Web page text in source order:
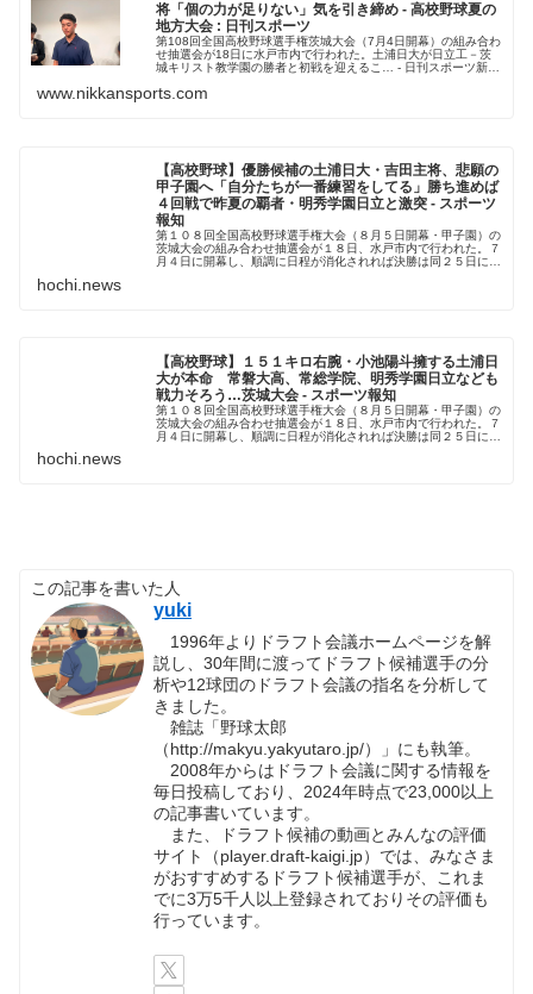
将「個の力が足りない」気を引き締め - 高校野球夏の
地方大会 : 日刊スポーツ
第108回全国高校野球選手権茨城大会（7月4日開幕）の組み合わ
せ抽選会が18日に水戸市内で行われた。土浦日大が日立工－茨
城キリスト教学園の勝者と初戦を迎えるこ… - 日刊スポーツ新聞
www.nikkansports.com
【高校野球】優勝候補の土浦日大・吉田主将、悲願の
甲子園へ「自分たちが一番練習をしてる」勝ち進めば
４回戦で昨夏の覇者・明秀学園日立と激突 - スポーツ
報知
第１０８回全国高校野球選手権大会（８月５日開幕・甲子園）の
茨城大会の組み合わせ抽選会が１８日、水戸市内で行われた。７
月４日に開幕し、順調に日程が消化されれば決勝は同２５日に行
hochi.news
【高校野球】１５１キロ右腕・小池陽斗擁する土浦日
大が本命 常磐大高、常総学院、明秀学園日立なども
戦力そろう…茨城大会 - スポーツ報知
第１０８回全国高校野球選手権大会（８月５日開幕・甲子園）の
茨城大会の組み合わせ抽選会が１８日、水戸市内で行われた。７
月４日に開幕し、順調に日程が消化されれば決勝は同２５日に行
hochi.news
この記事を書いた人
yuki
1996年よりドラフト会議ホームページを解
説し、30年間に渡ってドラフト候補選手の分
析や12球団のドラフト会議の指名を分析して
きました。
雑誌「野球太郎
（http://makyu.yakyutaro.jp/）」にも執筆。
2008年からはドラフト会議に関する情報を
毎日投稿しており、2024年時点で23,000以上
の記事書いています。
また、ドラフト候補の動画とみんなの評価
サイト（player.draft-kaigi.jp）では、みなさま
がおすすめするドラフト候補選手が、これま
でに3万5千人以上登録されておりその評価も
行っています。